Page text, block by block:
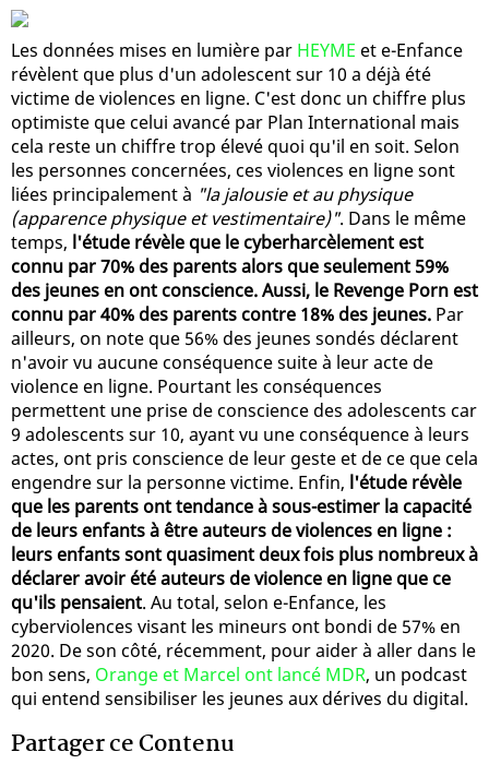
Les données mises en lumière par HEYME et e-Enfance
révèlent que plus d'un adolescent sur 10 a déjà été
victime de violences en ligne. C'est donc un chiffre plus
optimiste que celui avancé par Plan International mais
cela reste un chiffre trop élevé quoi qu'il en soit. Selon
les personnes concernées, ces violences en ligne sont
liées principalement à "la jalousie et au physique
(apparence physique et vestimentaire)". Dans le même
temps, l'étude révèle que le cyberharcèlement est
connu par 70% des parents alors que seulement 59%
des jeunes en ont conscience. Aussi, le Revenge Porn est
connu par 40% des parents contre 18% des jeunes. Par
ailleurs, on note que 56% des jeunes sondés déclarent
n'avoir vu aucune conséquence suite à leur acte de
violence en ligne. Pourtant les conséquences
permettent une prise de conscience des adolescents car
9 adolescents sur 10, ayant vu une conséquence à leurs
actes, ont pris conscience de leur geste et de ce que cela
engendre sur la personne victime. Enfin, l'étude révèle
que les parents ont tendance à sous-estimer la capacité
de leurs enfants à être auteurs de violences en ligne :
leurs enfants sont quasiment deux fois plus nombreux à
déclarer avoir été auteurs de violence en ligne que ce
qu'ils pensaient. Au total, selon e-Enfance, les
cyberviolences visant les mineurs ont bondi de 57% en
2020. De son côté, récemment, pour aider à aller dans le
bon sens, Orange et Marcel ont lancé MDR, un podcast
qui entend sensibiliser les jeunes aux dérives du digital.
Partager ce Contenu